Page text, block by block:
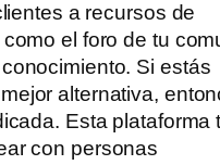
a recursos de
el foro de tu
Si estás
alternativa,
Esta plataforma
con personas